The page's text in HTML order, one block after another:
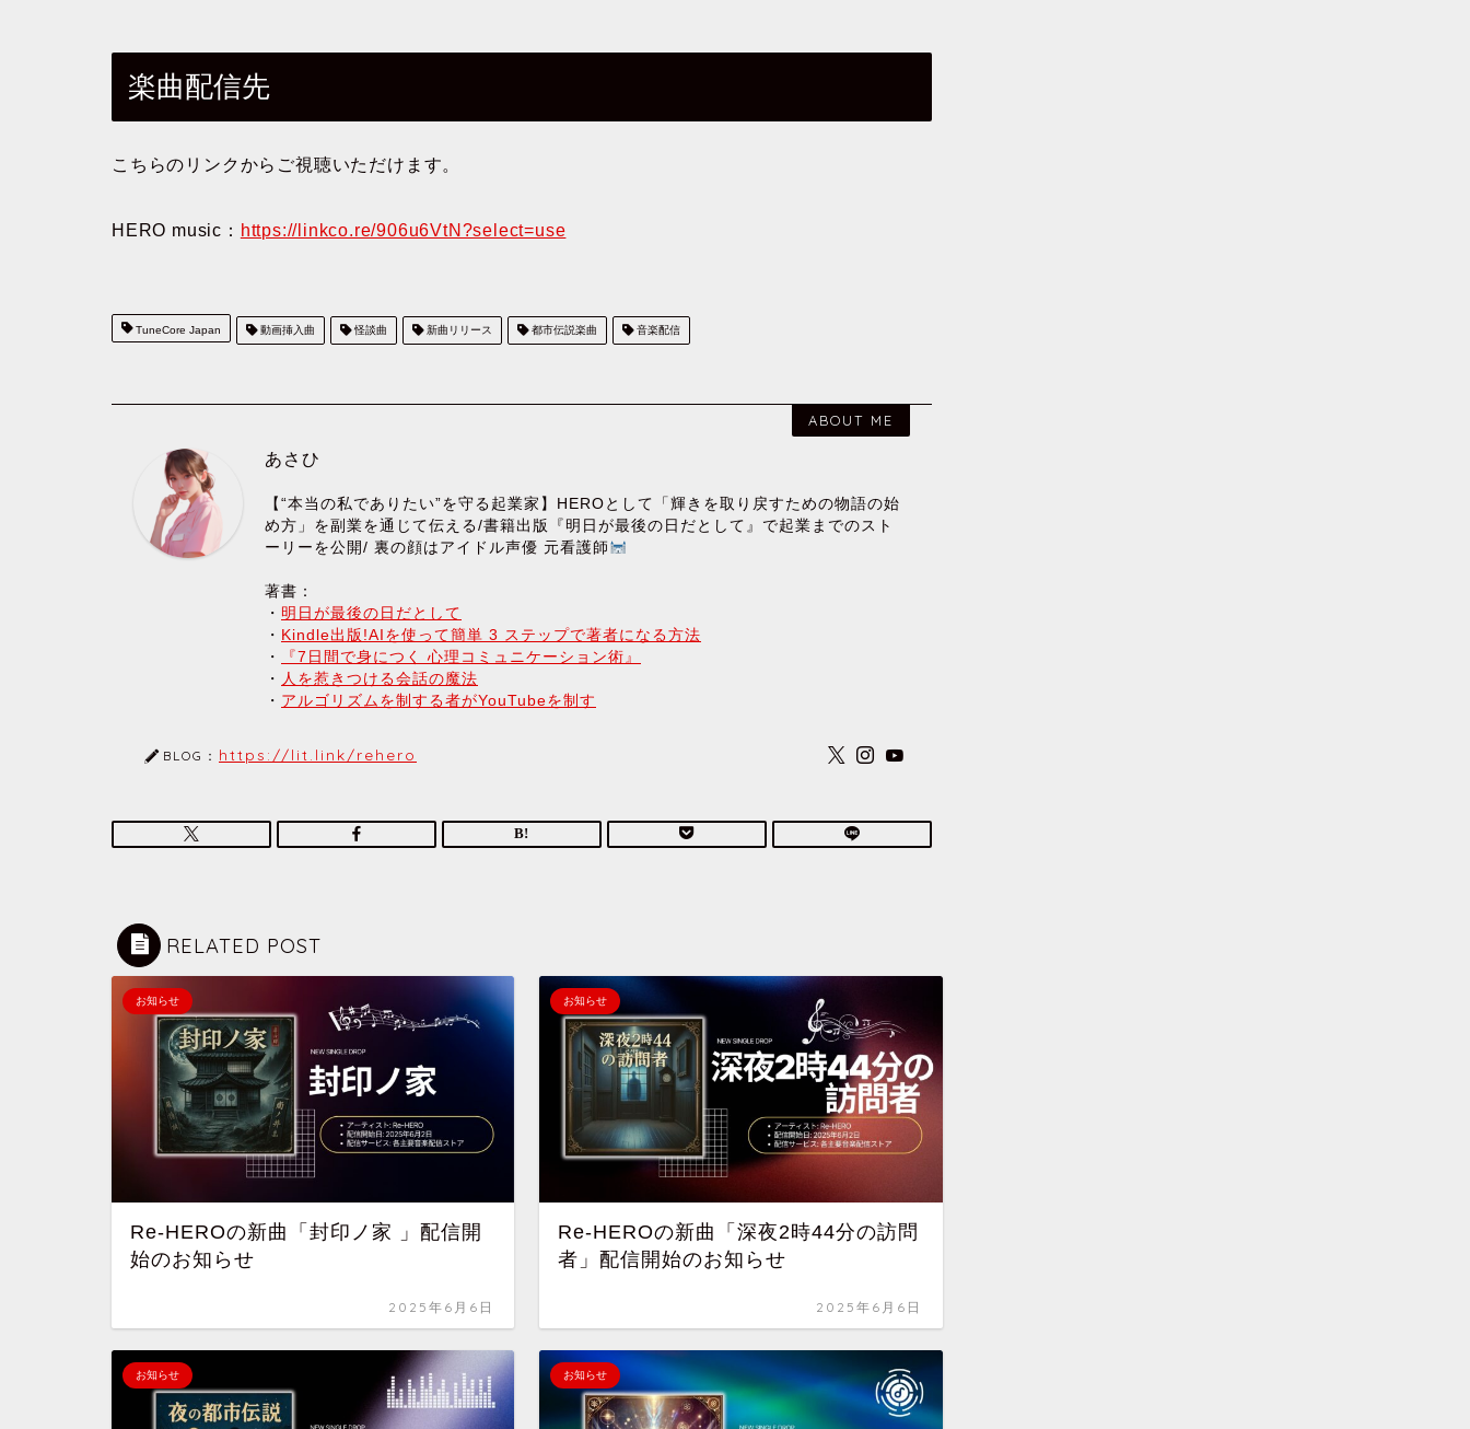
楽曲配信先
こちらのリンクからご視聴いただけます。
HERO music： https://linkco.re/906u6VtN?select=use
TuneCore Japan 動画挿入曲 怪談曲 新曲リリース 都市伝説楽曲 音楽配信
ABOUT ME
あさひ
【“本当の私でありたい”を守る起業家】HEROとして「輝きを取り戻すための物語の始
め方」を副業を通じて伝える/書籍出版『明日が最後の日だとして』で起業までのスト
ーリーを公開/ 裏の顔はアイドル声優 元看護師
著書：
・ 明日が最後の日だとして
・ Kindle出版!AIを使って簡単 3 ステップで著者になる方法
・
『7日間で身につく 心理コミュニケーション術』
・ 人を惹きつける会話の魔法
・ アルゴリズムを制する者がYouTubeを制す
BLOG： https://lit.link/rehero
RELATED POST
お知らせ
Re-HEROの新曲「封印ノ家 」配信開
始のお知らせ
2025年6月6日
お知らせ
Re-HEROの新曲「深夜2時44分の訪問
者」配信開始のお知らせ
2025年6月6日
お知らせ お知らせ